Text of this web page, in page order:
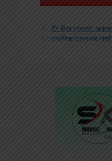
गौर हिंसा प्रकरणः
सामाजिक सञ्जालमा